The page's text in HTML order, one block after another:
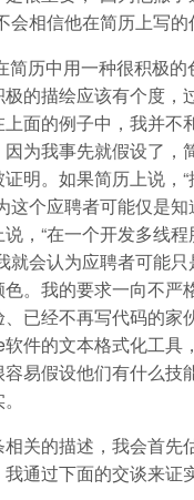
会相信他在简历上写的
历中用一种很积极的
的描绘应该有个度，
面的例子中，我并不
为我事先就假设了，
明。 如果简历上说，
这个应聘者可能仅是
，“在一个开发多线
就会认为应聘者可能
。我的要求一向不严
已经不再写代码的家
件的文本格式化工具
易假设他们有什么技
关的描述，我会首先
通过下面的交谈来证实